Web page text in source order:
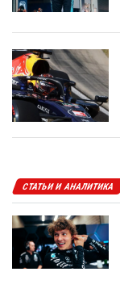
СТАТЬИ И АНАЛИТИКА